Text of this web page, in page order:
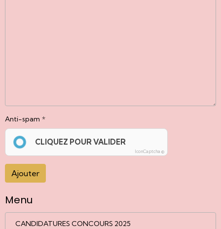
Anti-spam
CLIQUEZ POUR VALIDER
IconCaptcha ©
Ajouter
Menu
CANDIDATURES CONCOURS 2025